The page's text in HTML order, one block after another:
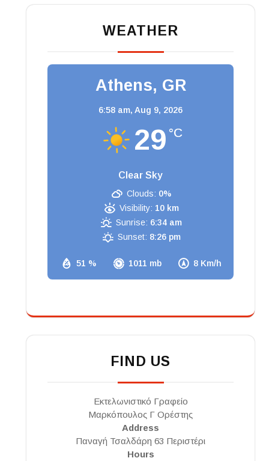
WEATHER
Athens, GR
6:58 am, Aug 9, 2026
29 °C
Clear Sky
51 % 1011 mb 8 Km/h
Clouds: 0%
Visibility: 10 km
Sunrise: 6:34 am
Sunset: 8:26 pm
FIND US
Εκτελωνιστικό Γραφείο
Μαρκόπουλος Γ Ορέστης
Address
Παναγή Τσαλδάρη 63 Περιστέρι
Hours